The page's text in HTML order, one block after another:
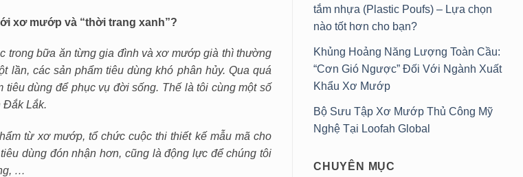
xơ mướp và “thời trang xanh”?
trong bữa ăn từng gia đình và xơ mướp già thì thường
lần, các sản phẩm tiêu dùng khó phân hủy. Qua quá
dùng để phục vụ đời sống. Thế là tôi cùng một số
Đắk Lắk.
từ xơ mướp, tổ chức cuộc thi thiết kế mẫu mã cho
dùng đón nhận hơn, cũng là động lực để chúng tôi
…
tắm nhựa (Plastic Poufs) – Lựa chọn
nào tốt hơn cho bạn?
Khủng Hoảng Năng Lượng Toàn Cầu:
“Cơn Gió Ngược” Đối Với Ngành Xuất
Khẩu Xơ Mướp
Bộ Sưu Tập Xơ Mướp Thủ Công Mỹ
Nghệ Tại Loofah Global
CHUYÊN MỤC